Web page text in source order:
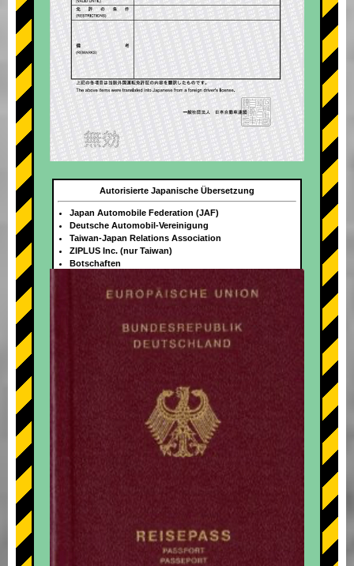
+
Autorisierte Japanische Übersetzung
Japan Automobile Federation (JAF)
Deutsche Automobil-Vereinigung
Taiwan-Japan Relations Association
ZIPLUS Inc. (nur Taiwan)
Botschaften